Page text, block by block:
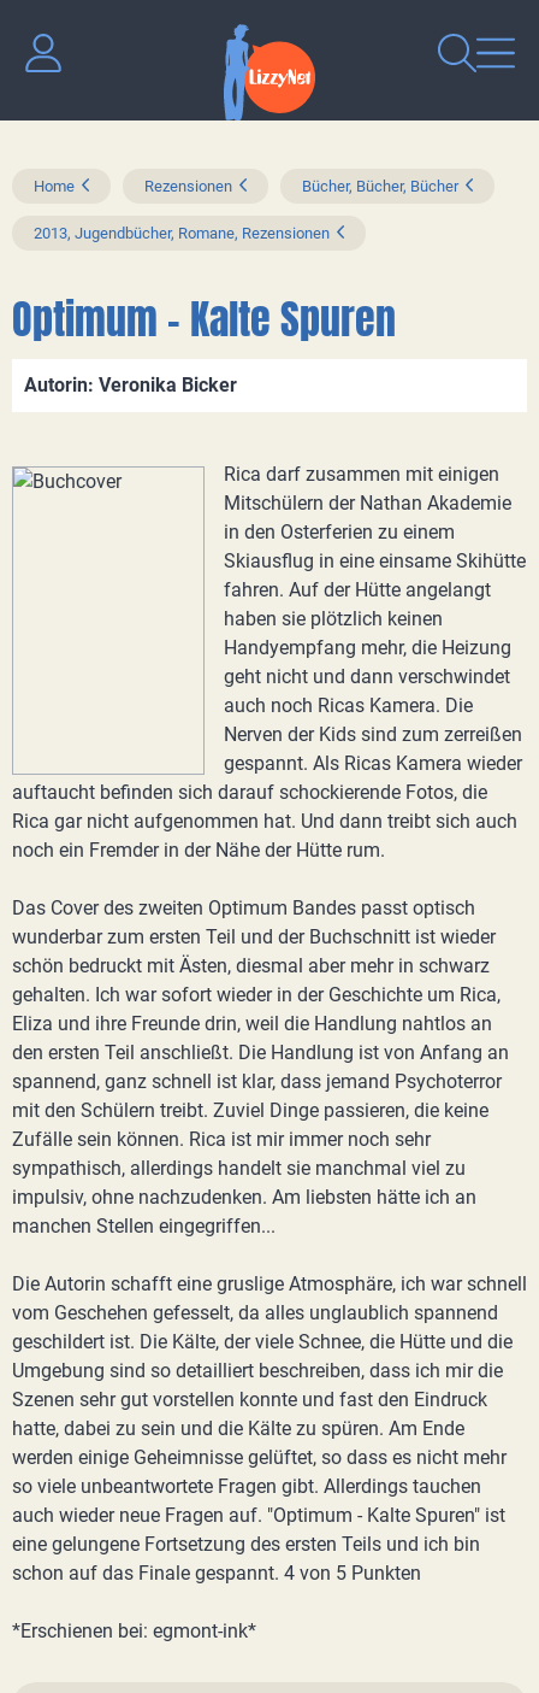
Home Rezensionen Bücher, Bücher, Bücher
2013, Jugendbücher, Romane, Rezensionen
Optimum - Kalte Spuren
Autorin: Veronika Bicker
Rica darf zusammen mit einigen
Mitschülern der Nathan Akademie
in den Osterferien zu einem
Skiausflug in eine einsame Skihütte
fahren. Auf der Hütte angelangt
haben sie plötzlich keinen
Handyempfang mehr, die Heizung
geht nicht und dann verschwindet
auch noch Ricas Kamera. Die
Nerven der Kids sind zum zerreißen
gespannt. Als Ricas Kamera wieder
auftaucht befinden sich darauf schockierende Fotos, die
Rica gar nicht aufgenommen hat. Und dann treibt sich auch
noch ein Fremder in der Nähe der Hütte rum.
Das Cover des zweiten Optimum Bandes passt optisch
wunderbar zum ersten Teil und der Buchschnitt ist wieder
schön bedruckt mit Ästen, diesmal aber mehr in schwarz
gehalten. Ich war sofort wieder in der Geschichte um Rica,
Eliza und ihre Freunde drin, weil die Handlung nahtlos an
den ersten Teil anschließt. Die Handlung ist von Anfang an
spannend, ganz schnell ist klar, dass jemand Psychoterror
mit den Schülern treibt. Zuviel Dinge passieren, die keine
Zufälle sein können. Rica ist mir immer noch sehr
sympathisch, allerdings handelt sie manchmal viel zu
impulsiv, ohne nachzudenken. Am liebsten hätte ich an
manchen Stellen eingegriffen...
Die Autorin schafft eine gruslige Atmosphäre, ich war schnell
vom Geschehen gefesselt, da alles unglaublich spannend
geschildert ist. Die Kälte, der viele Schnee, die Hütte und die
Umgebung sind so detailliert beschreiben, dass ich mir die
Szenen sehr gut vorstellen konnte und fast den Eindruck
hatte, dabei zu sein und die Kälte zu spüren. Am Ende
werden einige Geheimnisse gelüftet, so dass es nicht mehr
so viele unbeantwortete Fragen gibt. Allerdings tauchen
auch wieder neue Fragen auf. "Optimum - Kalte Spuren" ist
eine gelungene Fortsetzung des ersten Teils und ich bin
schon auf das Finale gespannt. 4 von 5 Punkten
*Erschienen bei: egmont-ink*